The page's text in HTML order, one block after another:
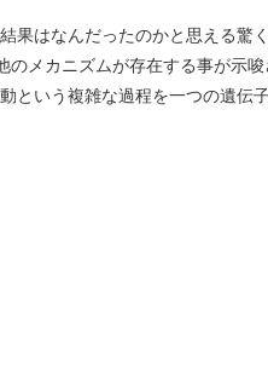
果はなんだったのかと思える驚
のメカニズムが存在する事が示
という複雑な過程を一つの遺伝